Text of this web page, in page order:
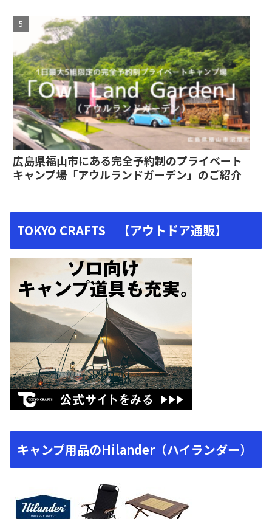
広島県福山市にある完全予約制のプライベート
キャンプ場「アウルランドガーデン」のご紹介
TOKYO CRAFTS｜【アウトドア通販】
キャンプ用品のHilander（ハイランダー）